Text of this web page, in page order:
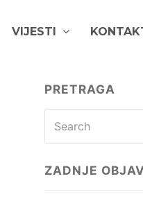
VIJESTI
PRETRAGA
ZADNJE